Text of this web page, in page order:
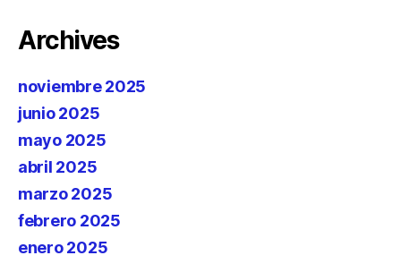
Archives
noviembre 2025
junio 2025
mayo 2025
abril 2025
marzo 2025
febrero 2025
enero 2025